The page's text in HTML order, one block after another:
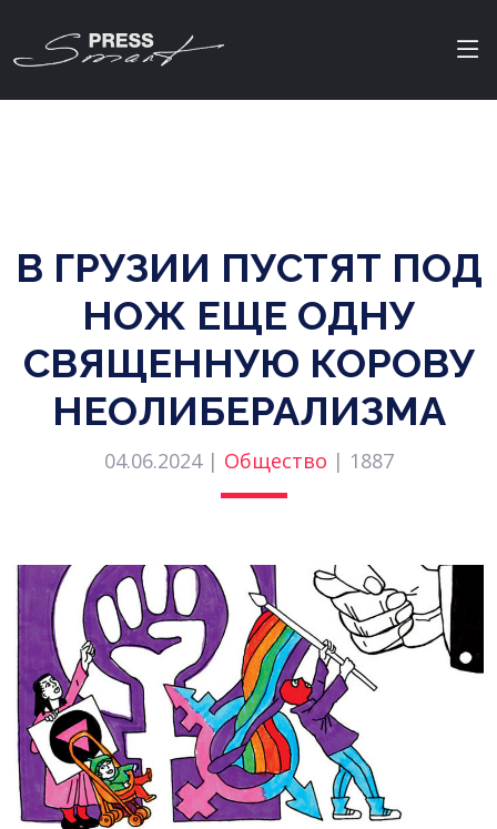
В ГРУЗИИ ПУСТЯТ ПОД
НОЖ ЕЩЕ ОДНУ
СВЯЩЕННУЮ КОРОВУ
НЕОЛИБЕРАЛИЗМА
04.06.2024 | Общество | 1887